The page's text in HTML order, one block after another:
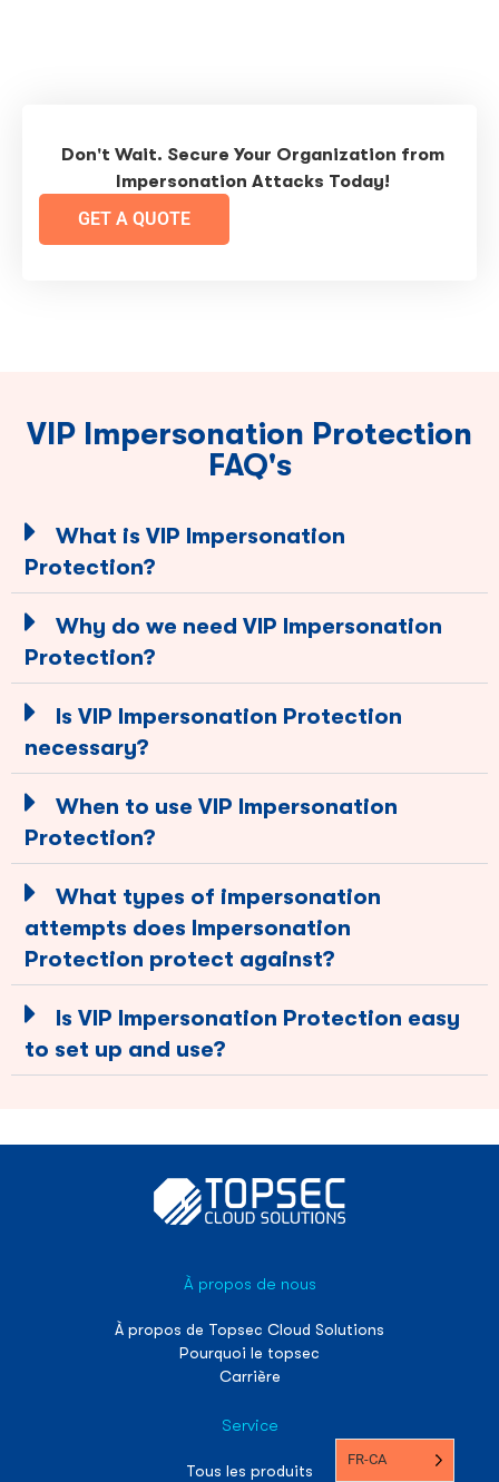
Don't Wait. Secure Your Organization from
Impersonation Attacks Today!
GET A QUOTE
VIP Impersonation Protection
FAQ's
What is VIP Impersonation
Protection?
Why do we need VIP Impersonation
Protection?
Is VIP Impersonation Protection
necessary?
When to use VIP Impersonation
Protection?
What types of impersonation
attempts does Impersonation
Protection protect against?
Is VIP Impersonation Protection easy
to set up and use?
À propos de nous
À propos de Topsec Cloud Solutions
Pourquoi le topsec
Carrière
Service
Tous les produits
FR-CA